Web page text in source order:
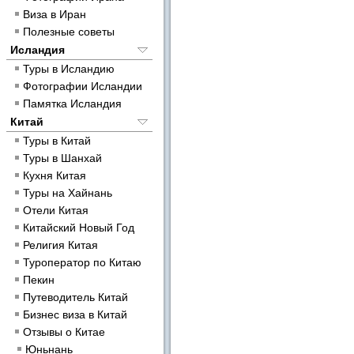
Виза в Иран
Полезные советы
Исландия
Туры в Исландию
Фотографии Исландии
Памятка Исландия
Китай
Туры в Китай
Туры в Шанхай
Кухня Китая
Туры на Хайнань
Отели Китая
Китайский Новый Год
Религия Китая
Туроператор по Китаю
Пекин
Путеводитель Китай
Бизнес виза в Китай
Отзывы о Китае
Юньнань